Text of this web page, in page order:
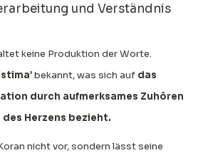
und Verständnis
keine Produktion der Worte.
bekannt, was sich auf das
durch aufmerksames Zuhören
Herzens bezieht.
nicht vor, sondern lässt seine